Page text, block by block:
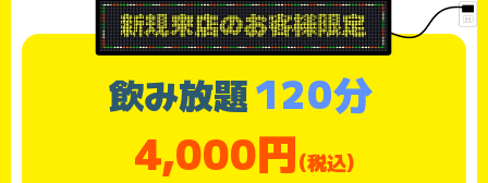
飲み放題120分
4,000円(税込)